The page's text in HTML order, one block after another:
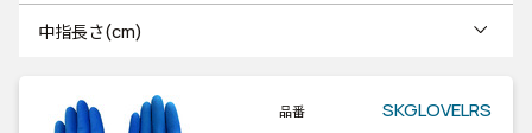
中指長さ(cm)
品番 SKGLOVELRS